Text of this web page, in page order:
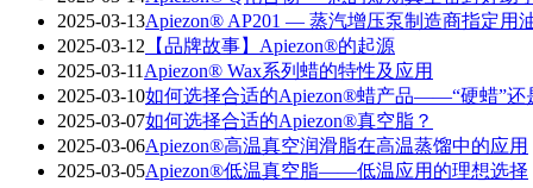
2025-03-13Apiezon® AP201 — 蒸汽增压泵制造商指定用
2025-03-12 【品牌故事】Apiezon®的起源
2025-03-11 Apiezon® Wax系列蜡的特性及应用
2025-03-10如何选择合适的Apiezon®蜡产品——“硬蜡”还
2025-03-07如何选择合适的Apiezon®真空脂？
2025-03-06Apiezon®高温真空润滑脂在高温蒸馏中的应用
2025-03-05Apiezon®低温真空脂——低温应用的理想选择